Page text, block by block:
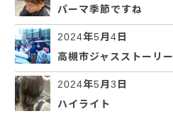
パーマ季節ですね
2024年5月4日
高槻市ジャスストーリー
2024年5月3日
ハイライト